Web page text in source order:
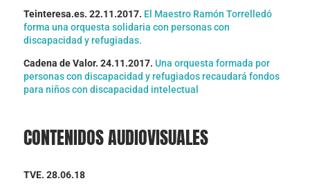
Teinteresa.es. 22.11.2017. El Maestro Ramón Torrelledó
forma una orquesta solidaria con personas con
discapacidad y refugiadas.
Cadena de Valor. 24.11.2017. Una orquesta formada por
personas con discapacidad y refugiados recaudará fondos
para niños con discapacidad intelectual
CONTENIDOS AUDIOVISUALES
TVE. 28.06.18